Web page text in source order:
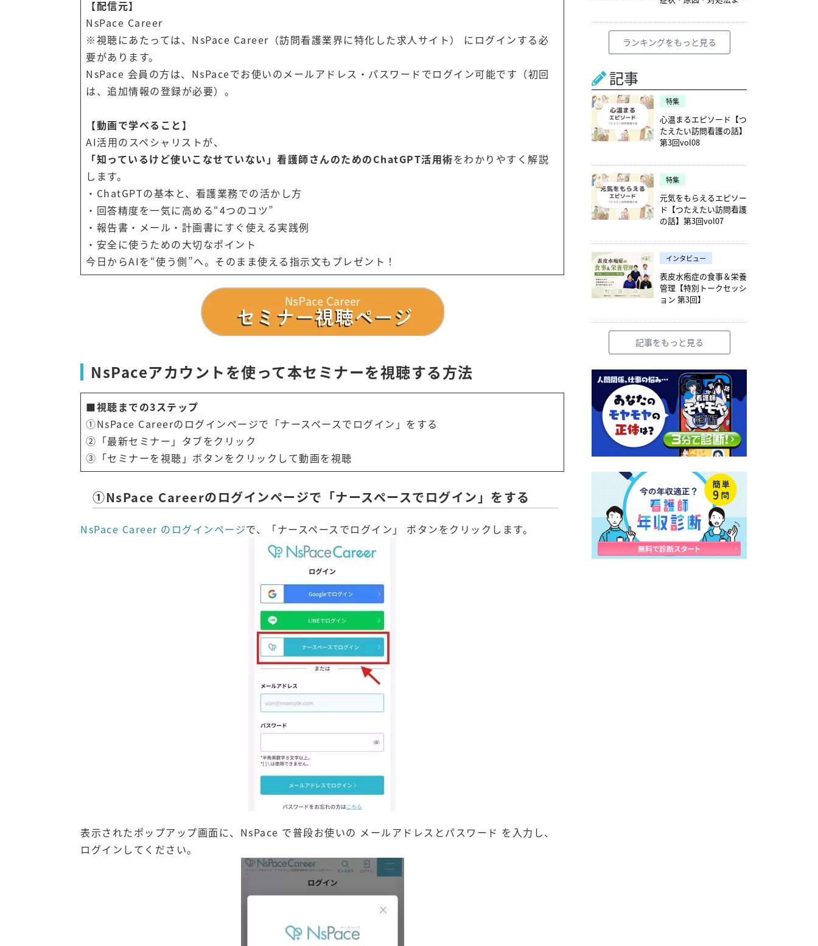
【配信元】
NsPace Career
※視聴にあたっては、NsPace Career（訪問看護業界に特化した求人サイト） にログインする必
要があります。
NsPace 会員の方は、NsPaceでお使いのメールアドレス・パスワードでログイン可能です（初回
は、追加情報の登録が必要）。
【動画で学べること】
AI活用のスペシャリストが、
「知っているけど使いこなせていない」看護師さんのためのChatGPT活用術をわかりやすく解説
します。
・ChatGPTの基本と、看護業務での活かし方
・回答精度を一気に高める“4つのコツ”
・報告書・メール・計画書にすぐ使える実践例
・安全に使うための大切なポイント
今日からAIを“使う側”へ。そのまま使える指示文もプレゼント！
NsPaceアカウントを使って本セミナーを視聴する方法
■視聴までの3ステップ
①NsPace Careerのログインページで「ナースペースでログイン」をする
②「最新セミナー」タブをクリック
③「セミナーを視聴」ボタンをクリックして動画を視聴
①NsPace Careerのログインページで「ナースペースでログイン」をする
NsPace Career のログインページで、「ナースペースでログイン」 ボタンをクリックします。
表示されたポップアップ画面に、NsPace で普段お使いの メールアドレスとパスワード を入力し、
ログインしてください。
ランキングをもっと見る
記事
特集
心温まるエピソード【つ
たえたい訪問看護の話】
第3回vol08
特集
元気をもらえるエピソー
ド【つたえたい訪問看護
の話】第3回vol07
インタビュー
表皮水疱症の食事＆栄養
管理【特別トークセッシ
ョン 第3回】
記事をもっと見る